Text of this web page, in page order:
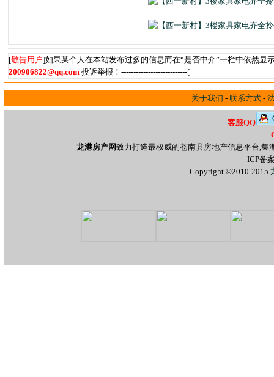
[敬告用户]如果某个人在本站发布过多的信息而在“是否中介”一栏中依然显
200906822@qq.com 投诉举报！---------------------------[
关于我们 -联系方式 -
客服QQ
龙港房产网致力打造最权威的苍南县房地产信息平台,
ICP备
Copyright ©2010-2015